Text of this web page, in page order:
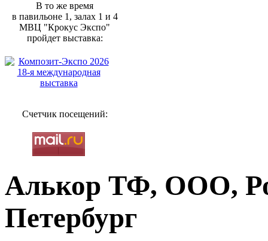
В то же время
в павильоне 1, залах 1 и 4
МВЦ "Крокус Экспо"
пройдет выставка:
Счетчик посещений:
Алькор ТФ, ООО,
Петербург